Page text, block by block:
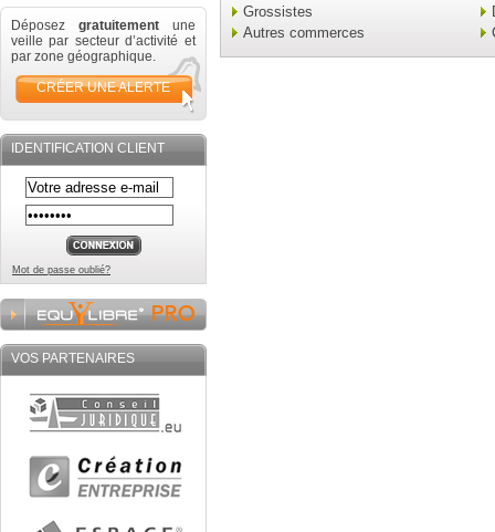
Déposez gratuitement une
veille par secteur d’activité et
par zone géographique.
CRÉER UNE ALERTE
IDENTIFICATION CLIENT
Mot de passe oublié?
VOS PARTENAIRES
Grossistes
Autres commerces